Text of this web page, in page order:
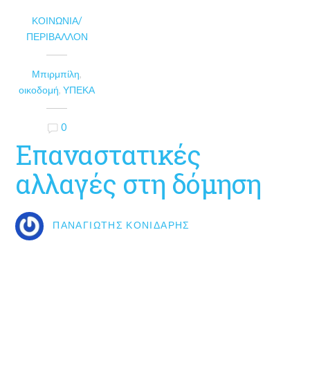
ΚΟΙΝΩΝΊΑ/
ΠΕΡΙΒΆΛΛΟΝ
Μπιρμπίλη,
οικοδομή,ΥΠΕΚΑ
0
Επαναστατικές
αλλαγές στη δόμηση
ΠΑΝΑΓΙΏΤΗΣ ΚΟΝΙΔΆΡΗΣ